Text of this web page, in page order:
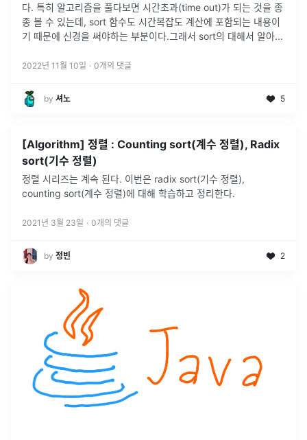
다. 특히 알고리즘을 풀다보면 시간초과(time out)가 되는 것을 종
종 볼 수 있는데, sort 함수도 시간복잡도 계산에 포함되는 내용이
기 때문에 신경을 써야하는 부분이다.그래서 sort의 대해서 알아...
2022년 11월 10일 · 0개의 댓글
by 셔노 5
[Algorithm] 정렬 : Counting sort(계수 정렬), Radix
sort(기수 정렬)
정렬 시리즈는 계속 된다. 이번은 radix sort(기수 정렬),
counting sort(계수 정렬)에 대해 학습하고 정리한다.
2021년 3월 23일 · 0개의 댓글
by 정빈 2